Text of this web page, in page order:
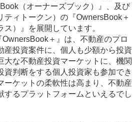
（オーナーズブック）』、及び
ティトークン）の『OwnersBook＋
ス）』を展開しています。
OwnersBook＋』は、不動産のプロ
産投資案件に、個人も少額から投資
大な不動産投資マーケットに、機関
資判断をする個人投資家も参加でき
ーケットの柔軟性は高まり、不動産
するプラットフォームといえるでし